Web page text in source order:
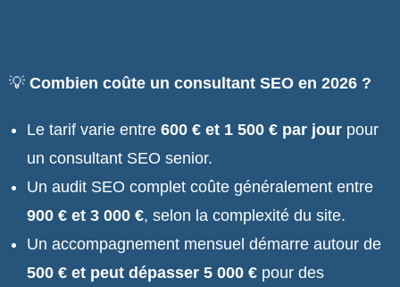
💡 Combien coûte un consultant SEO en 2026 ?
Le tarif varie entre 600 € et 1 500 € par jour pour
un consultant SEO senior.
Un audit SEO complet coûte généralement entre
900 € et 3 000 €, selon la complexité du site.
Un accompagnement mensuel démarre autour de
500 € et peut dépasser 5 000 € pour des